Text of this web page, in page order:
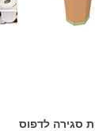
סגירה לדפוס